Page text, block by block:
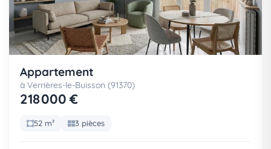
Appartement
à Verrières-le-Buisson (91370)
218 000 €
52 m² 3 pièces